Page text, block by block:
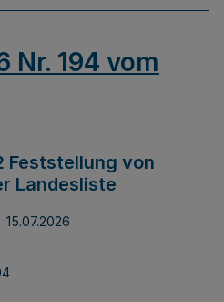
Nr. 194 vom
Feststellung von
Landesliste
15.07.2026